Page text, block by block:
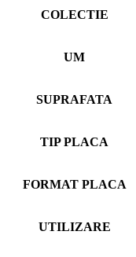
COLECTIE
UM
SUPRAFATA
TIP PLACA
FORMAT PLACA
UTILIZARE